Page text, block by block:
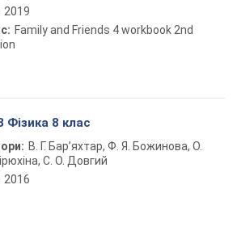
2019
Family and Friends 4 workbook 2nd
Фізика 8 клас
В. Г. Бар’яхтар, Ф. Я. Божинова, О.
С. О. Довгий
2016